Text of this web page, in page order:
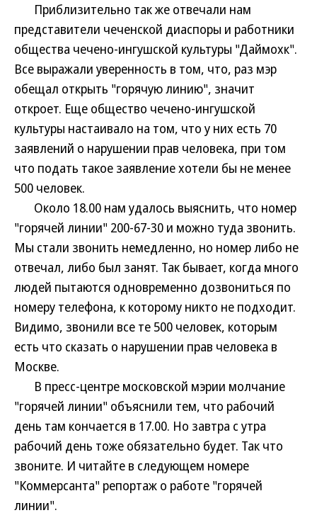
Приблизительно так же отвечали нам
представители чеченской диаспоры и работники
общества чечено-ингушской культуры "Даймохк".
Все выражали уверенность в том, что, раз мэр
обещал открыть "горячую линию", значит
откроет. Еще общество чечено-ингушской
культуры настаивало на том, что у них есть 70
заявлений о нарушении прав человека, при том
что подать такое заявление хотели бы не менее
500 человек.
Около 18.00 нам удалось выяснить, что номер
"горячей линии" 200-67-30 и можно туда звонить.
Мы стали звонить немедленно, но номер либо не
отвечал, либо был занят. Так бывает, когда много
людей пытаются одновременно дозвониться по
номеру телефона, к которому никто не подходит.
Видимо, звонили все те 500 человек, которым
есть что сказать о нарушении прав человека в
Москве.
В пресс-центре московской мэрии молчание
"горячей линии" объяснили тем, что рабочий
день там кончается в 17.00. Но завтра с утра
рабочий день тоже обязательно будет. Так что
звоните. И читайте в следующем номере
"Коммерсанта" репортаж о работе "горячей
линии".